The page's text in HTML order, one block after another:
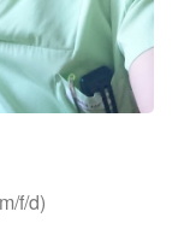
f/d)